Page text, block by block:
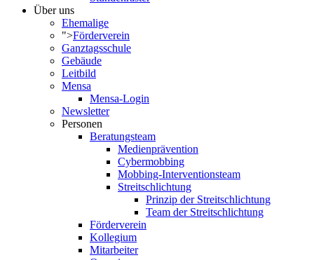
Über uns
Ehemalige
">Förderverein
Ganztagsschule
Gebäude
Leitbild
Mensa
Mensa-Login
Newsletter
Personen
Beratungsteam
Medienprävention
Cybermobbing
Mobbing-Interventionsteam
Streitschlichtung
Prinzip der Streitschlichtung
Team der Streitschlichtung
Förderverein
Kollegium
Mitarbeiter